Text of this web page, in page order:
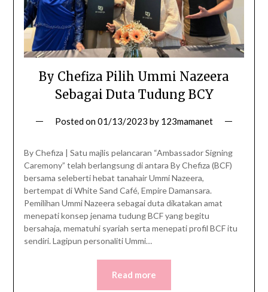
By Chefiza Pilih Ummi Nazeera
Sebagai Duta Tudung BCY
Posted on01/13/2023 by 123mamanet
By Chefiza | Satu majlis pelancaran “Ambassador Signing
Caremony” telah berlangsung di antara By Chefiza (BCF)
bersama seleberti hebat tanahair Ummi Nazeera,
bertempat di White Sand Café, Empire Damansara.
Pemilihan Ummi Nazeera sebagai duta dikatakan amat
menepati konsep jenama tudung BCF yang begitu
bersahaja, mematuhi syariah serta menepati profil BCF itu
sendiri. Lagipun personaliti Ummi…
Read more